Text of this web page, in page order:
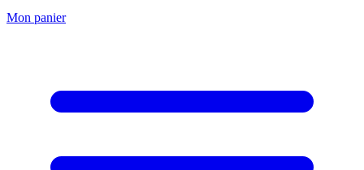
Mon panier